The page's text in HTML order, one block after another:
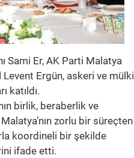
Sami Er, AK Parti Malatya
Ergün, askeri ve mülki
katıldı.
birlik, beraberlik ve
zorlu bir süreçten
koordineli bir şekilde
ifade etti.